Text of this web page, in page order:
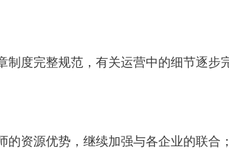
度完整规范，有关运营中的细节逐步完
资源优势，继续加强与各企业的联合